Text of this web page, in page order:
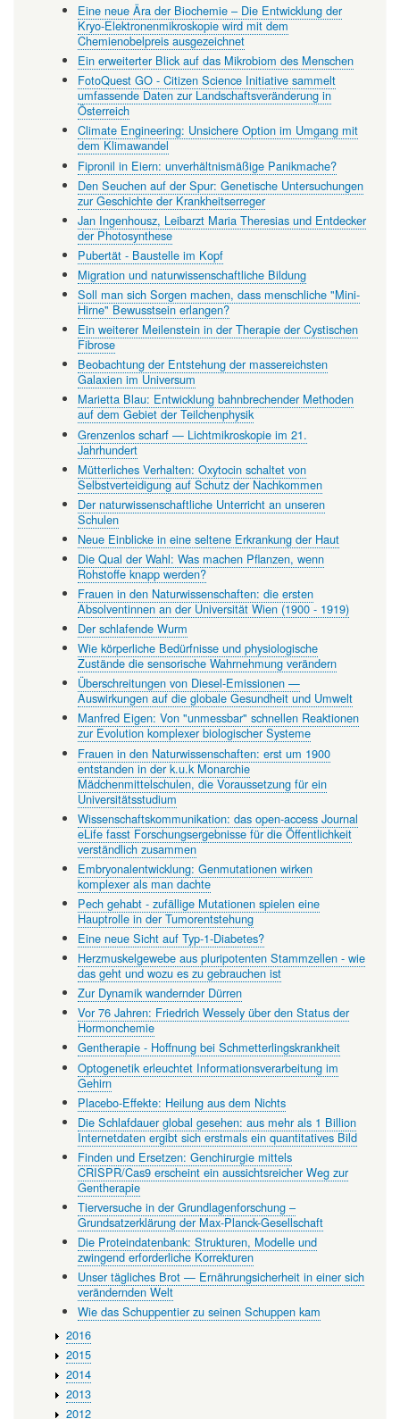
Eine neue Ära der Biochemie – Die Entwicklung der
Kryo-Elektronenmikroskopie wird mit dem
Chemienobelpreis ausgezeichnet
Ein erweiterter Blick auf das Mikrobiom des Menschen
FotoQuest GO - Citizen Science Initiative sammelt
umfassende Daten zur Landschaftsveränderung in
Österreich
Climate Engineering: Unsichere Option im Umgang mit
dem Klimawandel
Fipronil in Eiern: unverhältnismäßige Panikmache?
Den Seuchen auf der Spur: Genetische Untersuchungen
zur Geschichte der Krankheitserreger
Jan Ingenhousz, Leibarzt Maria Theresias und Entdecker
der Photosynthese
Pubertät - Baustelle im Kopf
Migration und naturwissenschaftliche Bildung
Soll man sich Sorgen machen, dass menschliche "Mini-
Hirne" Bewusstsein erlangen?
Ein weiterer Meilenstein in der Therapie der Cystischen
Fibrose
Beobachtung der Entstehung der massereichsten
Galaxien im Universum
Marietta Blau: Entwicklung bahnbrechender Methoden
auf dem Gebiet der Teilchenphysik
Grenzenlos scharf — Lichtmikroskopie im 21.
Jahrhundert
Mütterliches Verhalten: Oxytocin schaltet von
Selbstverteidigung auf Schutz der Nachkommen
Der naturwissenschaftliche Unterricht an unseren
Schulen
Neue Einblicke in eine seltene Erkrankung der Haut
Die Qual der Wahl: Was machen Pflanzen, wenn
Rohstoffe knapp werden?
Frauen in den Naturwissenschaften: die ersten
Absolventinnen an der Universität Wien (1900 - 1919)
Der schlafende Wurm
Wie körperliche Bedürfnisse und physiologische
Zustände die sensorische Wahrnehmung verändern
Überschreitungen von Diesel-Emissionen —
Auswirkungen auf die globale Gesundheit und Umwelt
Manfred Eigen: Von "unmessbar" schnellen Reaktionen
zur Evolution komplexer biologischer Systeme
Frauen in den Naturwissenschaften: erst um 1900
entstanden in der k.u.k Monarchie
Mädchenmittelschulen, die Voraussetzung für ein
Universitätsstudium
Wissenschaftskommunikation: das open-access Journal
eLife fasst Forschungsergebnisse für die Öffentlichkeit
verständlich zusammen
Embryonalentwicklung: Genmutationen wirken
komplexer als man dachte
Pech gehabt - zufällige Mutationen spielen eine
Hauptrolle in der Tumorentstehung
Eine neue Sicht auf Typ-1-Diabetes?
Herzmuskelgewebe aus pluripotenten Stammzellen - wie
das geht und wozu es zu gebrauchen ist
Zur Dynamik wandernder Dürren
Vor 76 Jahren: Friedrich Wessely über den Status der
Hormonchemie
Gentherapie - Hoffnung bei Schmetterlingskrankheit
Optogenetik erleuchtet Informationsverarbeitung im
Gehirn
Placebo-Effekte: Heilung aus dem Nichts
Die Schlafdauer global gesehen: aus mehr als 1 Billion
Internetdaten ergibt sich erstmals ein quantitatives Bild
Finden und Ersetzen: Genchirurgie mittels
CRISPR/Cas9 erscheint ein aussichtsreicher Weg zur
Gentherapie
Tierversuche in der Grundlagenforschung –
Grundsatzerklärung der Max-Planck-Gesellschaft
Die Proteindatenbank: Strukturen, Modelle und
zwingend erforderliche Korrekturen
Unser tägliches Brot — Ernährungsicherheit in einer sich
verändernden Welt
Wie das Schuppentier zu seinen Schuppen kam
2016
2015
2014
2013
2012